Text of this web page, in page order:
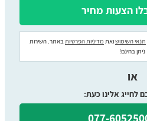
תנאי השימושואת מדיניות הפרטיותבאתר. השירות
ניתן בחינם!
או
לחייג אלינו כעת: